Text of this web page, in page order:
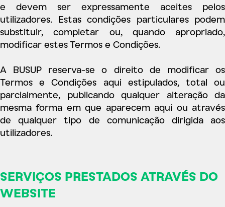
e devem ser expressamente aceites pelos
utilizadores. Estas condições particulares podem
substituir, completar ou, quando apropriado,
modificar estes Termos e Condições.
A BUSUP reserva-se o direito de modificar os
Termos e Condições aqui estipulados, total ou
parcialmente, publicando qualquer alteração da
mesma forma em que aparecem aqui ou através
de qualquer tipo de comunicação dirigida aos
utilizadores.
SERVIÇOS PRESTADOS ATRAVÉS DO
WEBSITE